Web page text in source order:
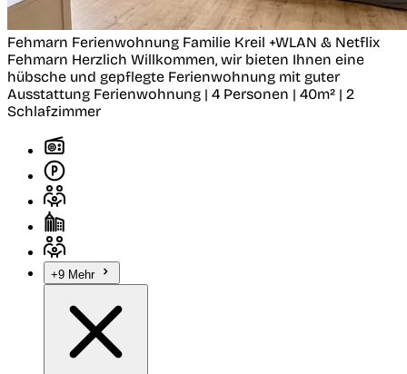
Fehmarn Ferienwohnung Familie Kreil +WLAN & Netflix
Fehmarn Herzlich Willkommen, wir bieten Ihnen eine
hübsche und gepflegte Ferienwohnung mit guter
Ausstattung Ferienwohnung | 4 Personen | 40m² | 2
Schlafzimmer
+9 Mehr